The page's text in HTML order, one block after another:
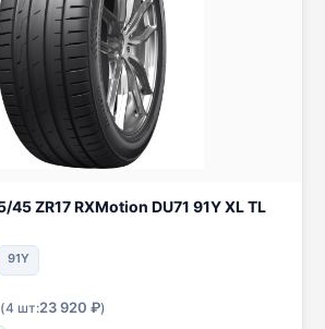
Sailun RoadX 215/45 ZR17 RXMotion DU71 91Y XL TL
91Y
(4 шт:23 920 ₽)